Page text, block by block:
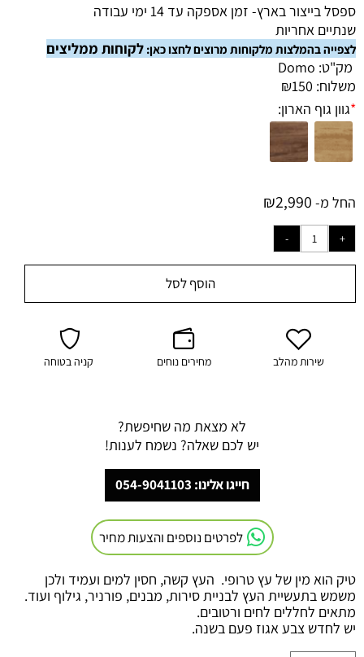
ספסל בייצור בארץ- זמן אספקה עד 14 ימי עבודה
שנתיים אחריות
לצפייה בהמלצות מלקוחות מרוצים לחצו כאן: לקוחות ממליצים
מק"ט: Domo
משלוח:
₪150
*גוון גוף הארון:
החל מ- ₪2,990
הוסף לסל
שירות מהלב מחירים נוחים קניה בטוחה
לא מצאת מה שחיפשת?
יש לכם שאלה? נשמח לענות!
חייגו אלינו: 054-9041103
לפרטים נוספים והצעות מחיר
טיק הוא מין של עץ טרופי. העץ קשה, חסין למים ועמיד ולכן
משמש בתעשיית העץ לבניית סירות, מבנים, פורניר, גילוף ועוד.
מתאים לחללים לחים ורטובים.
יש לחדש צבע אגוז פעם בשנה.